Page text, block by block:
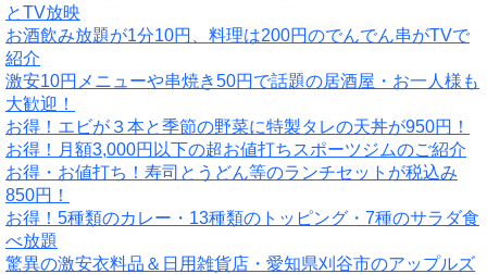
とTV放映
お酒飲み放題が1分10円、料理は200円のでんでん串がTVで
紹介
激安10円メニューや串焼き50円で話題の居酒屋・お一人様も
大歓迎！
お得！エビが３本と季節の野菜に特製タレの天丼が950円！
お得！月額3,000円以下の超お値打ちスポーツジムのご紹介
お得・お値打ち！寿司とうどん等のランチセットが税込み
850円！
お得！5種類のカレー・13種類のトッピング・7種のサラダ食
べ放題
驚異の激安衣料品＆日用雑貨店・愛知県刈谷市のアップルズ